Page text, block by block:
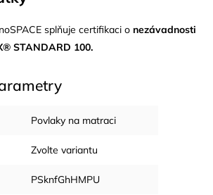
splňuje certifikaci o nezávadnosti
STANDARD 100.
Povlaky na matraci
Zvolte variantu
PSknfGhHMPU